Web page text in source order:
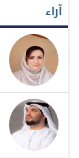
آراء